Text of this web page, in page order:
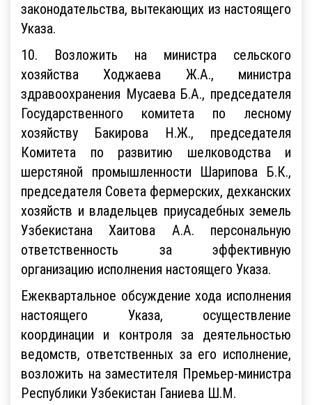
законодательства, вытекающих из настоящего
Указа.
10. Возложить на министра сельского
хозяйства Ходжаева Ж.А., министра
здравоохранения Мусаева Б.А., председателя
Государственного комитета по лесному
хозяйству Бакирова Н.Ж., председателя
Комитета по развитию шелководства и
шерстяной промышленности Шарипова Б.К.,
председателя Совета фермерских, дехканских
хозяйств и владельцев приусадебных земель
Узбекистана Хаитова А.А. персональную
ответственность за эффективную
организацию исполнения настоящего Указа.
Ежеквартальное обсуждение хода исполнения
настоящего Указа, осуществление
координации и контроля за деятельностью
ведомств, ответственных за его исполнение,
возложить на заместителя Премьер-министра
Республики Узбекистан Ганиева Ш.М.